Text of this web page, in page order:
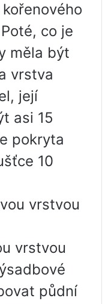
co je
měla být
vrstva
její
asi 15
pokryta
10
vrstvou
vrstvou
půdní